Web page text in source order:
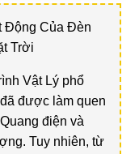
Động Của Đèn
Trời
Vật Lý phổ
được làm quen
điện và
Tuy nhiên, từ